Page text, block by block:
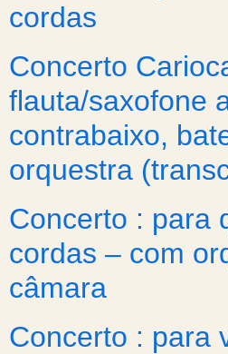
cordas
Concerto
flauta/saxofone
contrabaixo,
orquestra
Concerto : para
cordas – com
câmara
Concerto : para